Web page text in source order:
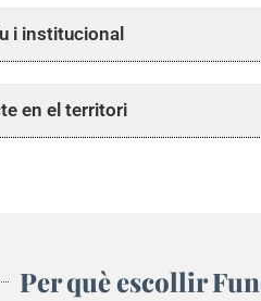
i institucional
en el territori
Per què escollir